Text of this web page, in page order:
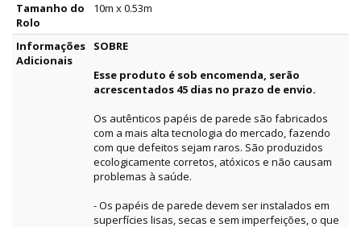
Tamanho do
Rolo
10m x 0.53m
Informações
Adicionais
SOBRE
Esse produto é sob encomenda, serão
acrescentados 45 dias no prazo de envio.
Os autênticos papéis de parede são fabricados
com a mais alta tecnologia do mercado, fazendo
com que defeitos sejam raros. São produzidos
ecologicamente corretos, atóxicos e não causam
problemas à saúde.
- Os papéis de parede devem ser instalados em
superfícies lisas, secas e sem imperfeições, o que